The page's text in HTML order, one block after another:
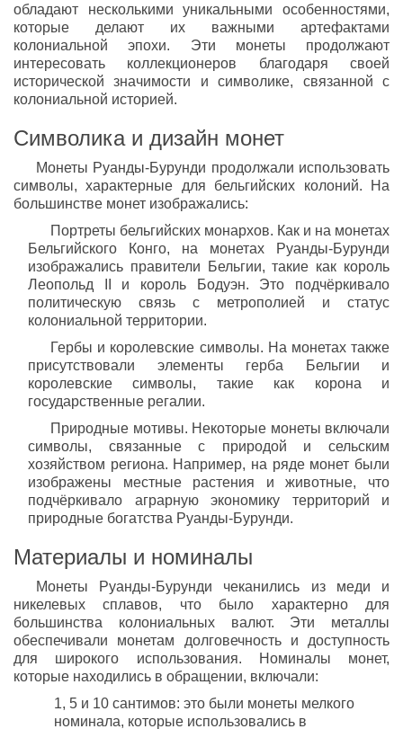
обладают несколькими уникальными особенностями,
которые делают их важными артефактами
колониальной эпохи. Эти монеты продолжают
интересовать коллекционеров благодаря своей
исторической значимости и символике, связанной с
колониальной историей.
Символика и дизайн монет
Монеты Руанды-Бурунди продолжали использовать
символы, характерные для бельгийских колоний. На
большинстве монет изображались:
Портреты бельгийских монархов. Как и на монетах
Бельгийского Конго, на монетах Руанды-Бурунди
изображались правители Бельгии, такие как король
Леопольд II и король Бодуэн. Это подчёркивало
политическую связь с метрополией и статус
колониальной территории.
Гербы и королевские символы. На монетах также
присутствовали элементы герба Бельгии и
королевские символы, такие как корона и
государственные регалии.
Природные мотивы. Некоторые монеты включали
символы, связанные с природой и сельским
хозяйством региона. Например, на ряде монет были
изображены местные растения и животные, что
подчёркивало аграрную экономику территорий и
природные богатства Руанды-Бурунди.
Материалы и номиналы
Монеты Руанды-Бурунди чеканились из меди и
никелевых сплавов, что было характерно для
большинства колониальных валют. Эти металлы
обеспечивали монетам долговечность и доступность
для широкого использования. Номиналы монет,
которые находились в обращении, включали:
1, 5 и 10 сантимов: это были монеты мелкого
номинала, которые использовались в